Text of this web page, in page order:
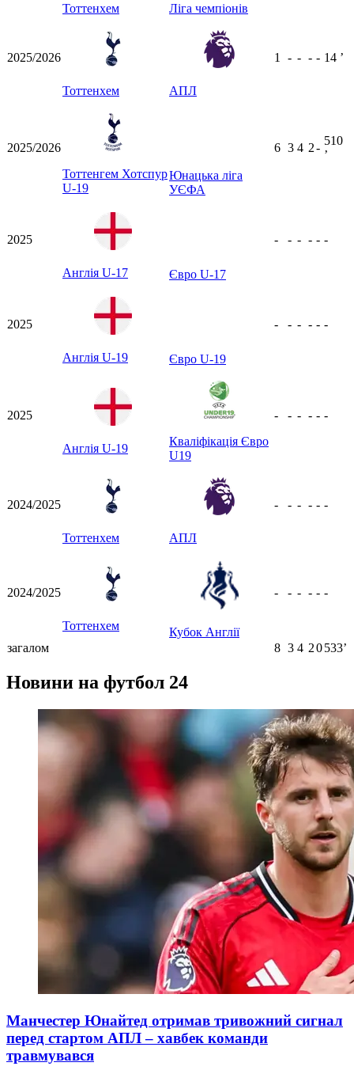
Тоттенхем Ліга чемпіонів
2025/2026
Тоттенхем АПЛ
1 - - - - 14 ʼ
2025/2026
Тоттенгем Хотспур
U-19
Юнацька ліга
УЄФА
6 3 4 2-
510
ʼ
2025
Англія U-17 Євро U-17
- - - - - -
2025
Англія U-19 Євро U-19
- - - - - -
2025
Англія U-19
Кваліфікація Євро
U19
- - - - - -
2024/2025
Тоттенхем АПЛ
- - - - - -
2024/2025
Тоттенхем Кубок Англії
- - - - - -
загалом 8 3 4 20533ʼ
Новини на футбол 24
Манчестер Юнайтед отримав тривожний сигнал
перед стартом АПЛ – хавбек команди
травмувався